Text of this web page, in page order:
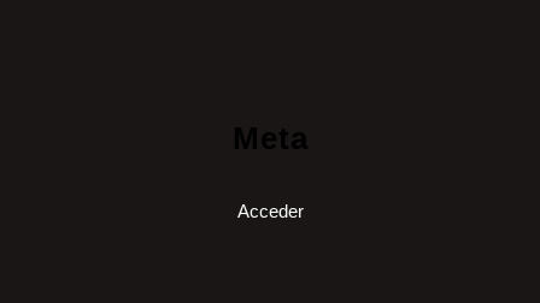
Meta
Acceder